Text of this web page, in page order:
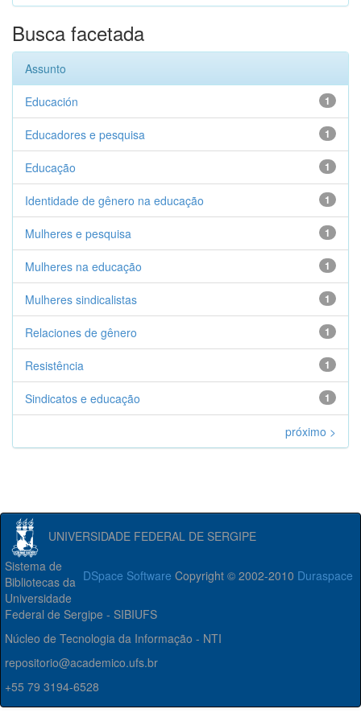
Busca facetada
Assunto
1
Educación
1
Educadores e pesquisa
1
Educação
1
Identidade de gênero na educação
1
Mulheres e pesquisa
1
Mulheres na educação
1
Mulheres sindicalistas
1
Relaciones de gênero
1
Resistência
1
Sindicatos e educação
próximo >
UNIVERSIDADE FEDERAL DE SERGIPE
DSpace Software Copyright © 2002-2010 Duraspace
Sistema de
Bibliotecas da
Universidade
Federal de Sergipe - SIBIUFS
Núcleo de Tecnologia da Informação - NTI
repositorio@academico.ufs.br
+55 79 3194-6528